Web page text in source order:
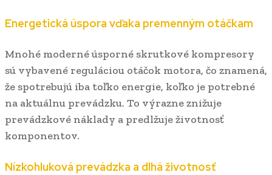
Energetická úspora vďaka premenným otáčkam
Mnohé moderné úsporné skrutkové kompresory
sú vybavené reguláciou otáčok motora, čo znamená,
že spotrebujú iba toľko energie, koľko je potrebné
na aktuálnu prevádzku. To výrazne znižuje
prevádzkové náklady a predlžuje životnosť
komponentov.
Nízkohluková prevádzka a dlhá životnosť